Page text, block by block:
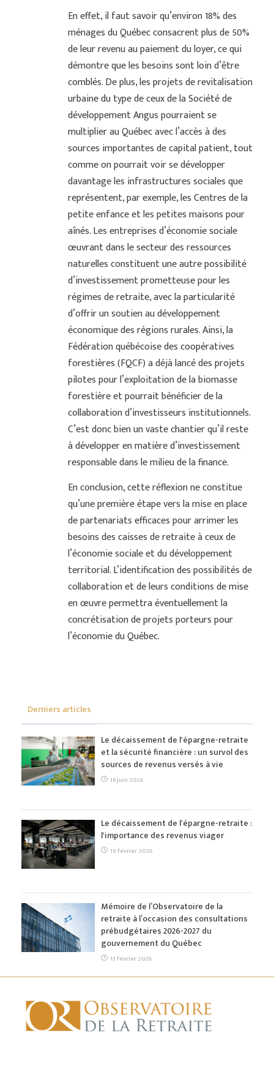
En effet, il faut savoir qu’environ 18% des
ménages du Québec consacrent plus de 50%
de leur revenu au paiement du loyer, ce qui
démontre que les besoins sont loin d’être
comblés. De plus, les projets de revitalisation
urbaine du type de ceux de la Société de
développement Angus pourraient se
multiplier au Québec avec l’accès à des
sources importantes de capital patient, tout
comme on pourrait voir se développer
davantage les infrastructures sociales que
représentent, par exemple, les Centres de la
petite enfance et les petites maisons pour
aînés. Les entreprises d’économie sociale
œuvrant dans le secteur des ressources
naturelles constituent une autre possibilité
d’investissement prometteuse pour les
régimes de retraite, avec la particularité
d’offrir un soutien au développement
économique des régions rurales. Ainsi, la
Fédération québécoise des coopératives
forestières (FQCF) a déjà lancé des projets
pilotes pour l’exploitation de la biomasse
forestière et pourrait bénéficier de la
collaboration d’investisseurs institutionnels.
C’est donc bien un vaste chantier qu’il reste
à développer en matière d’investissement
responsable dans le milieu de la finance.
En conclusion, cette réflexion ne constitue
qu’une première étape vers la mise en place
de partenariats efficaces pour arrimer les
besoins des caisses de retraite à ceux de
l’économie sociale et du développement
territorial. L’identification des possibilités de
collaboration et de leurs conditions de mise
en œuvre permettra éventuellement la
concrétisation de projets porteurs pour
l’économie du Québec.
Derniers articles
Le décaissement de l'épargne-retraite
et la sécurité financière : un survol des
sources de revenus versés à vie
18 juin 2026
Le décaissement de l'épargne-retraite :
l'importance des revenus viager
19 février 2026
Mémoire de l’Observatoire de la
retraite à l’occasion des consultations
prébudgétaires 2026-2027 du
gouvernement du Québec
13 février 2026